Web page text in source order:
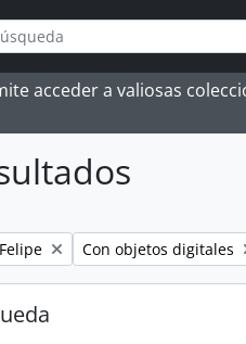
options
acceder a valiosas
Remove filter:
Con objetos digitales